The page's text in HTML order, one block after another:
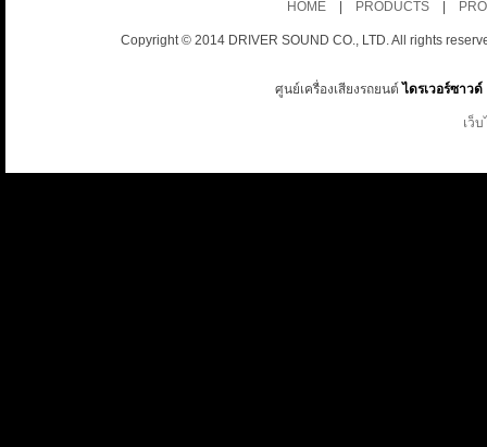
HOME| PRODUCTS|
Copyright © 2014 DRIVER SOUND CO., LTD. All rights
ศูนย์เครื่องเสียงรถยนต์ ไดรเวอร์ซาวด์
เว็